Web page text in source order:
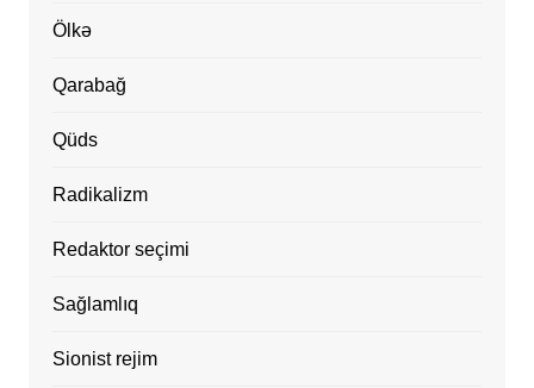
Ölkə
Qarabağ
Qüds
Radikalizm
Redaktor seçimi
Sağlamlıq
Sionist rejim